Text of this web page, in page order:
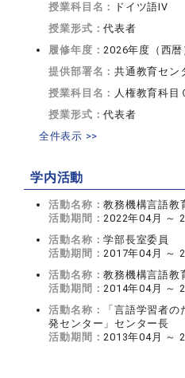
授業科目名：
ドイツ語IV
授業形式：代表者
履修年度：2026年度（西暦
提供部署名：共通教育セン
授業科目名： 人権教育科目
授業形式：代表者
全件表示 >>
学内活動
活動名称：教務機構言語教
活動期間：2022年04月 ～
活動名称：学部長室委員
活動期間：2017年04月 ～
活動名称：教務機構言語教
活動期間：2014年04月 ～
活動名称：
「言語学習者
発センター」センター長
活動期間：2013年04月 ～